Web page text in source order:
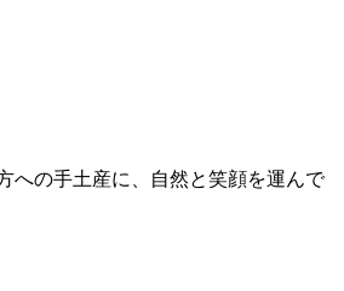
への手土産に、自然と笑顔を運んで